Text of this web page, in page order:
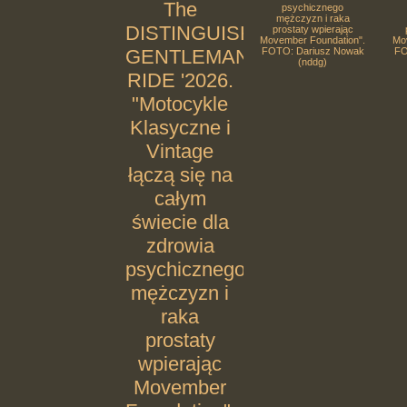
The
DISTINGUISHED
GENTLEMANS
RIDE '2026.
"Motocykle
Klasyczne i
Vintage
łączą się na
całym
świecie dla
zdrowia
psychicznego
mężczyzn i
raka
prostaty
wpierając
Movember
psychicznego
mężczyzn i raka
prostaty wpierając
Movember Foundation".
FOTO: Dariusz Nowak
(nddg)